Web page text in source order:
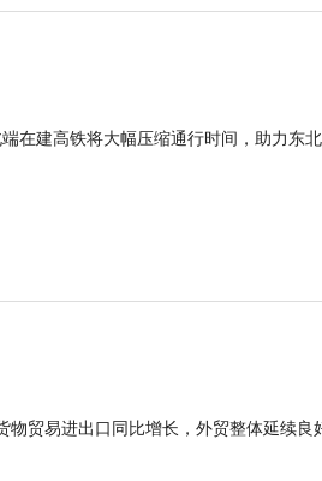
在建高铁将大幅压缩通行时间，助力东
物贸易进出口同比增长，外贸整体延续良